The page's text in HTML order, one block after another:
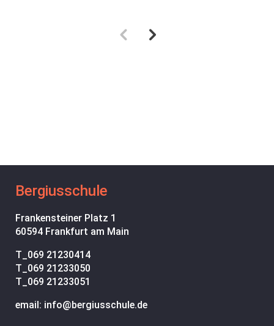
Bergiusschule
Frankensteiner Platz 1
60594 Frankfurt am Main
T_ 069 21230414
T_ 069 21233050
T_ 069 21233051
email: info@bergiusschule.de